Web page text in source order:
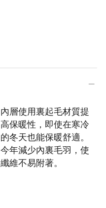
內層使用裏起毛材質提
高保暖性，即使在寒冷
的冬天也能保暖舒適。
今年減少內裏毛羽，使
纖維不易附著。